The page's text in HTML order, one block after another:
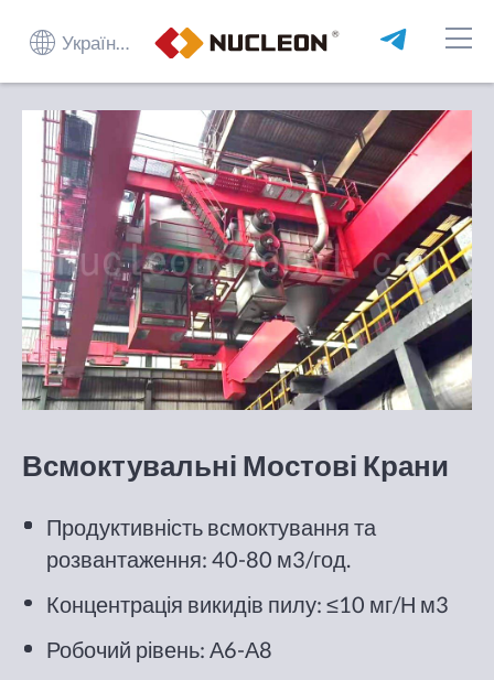
Українська
Всмоктувальні Мостові Крани
Продуктивність всмоктування та
розвантаження: 40-80 м3/год.
Концентрація викидів пилу: ≤10 мг/Н м3
Робочий рівень: А6-А8